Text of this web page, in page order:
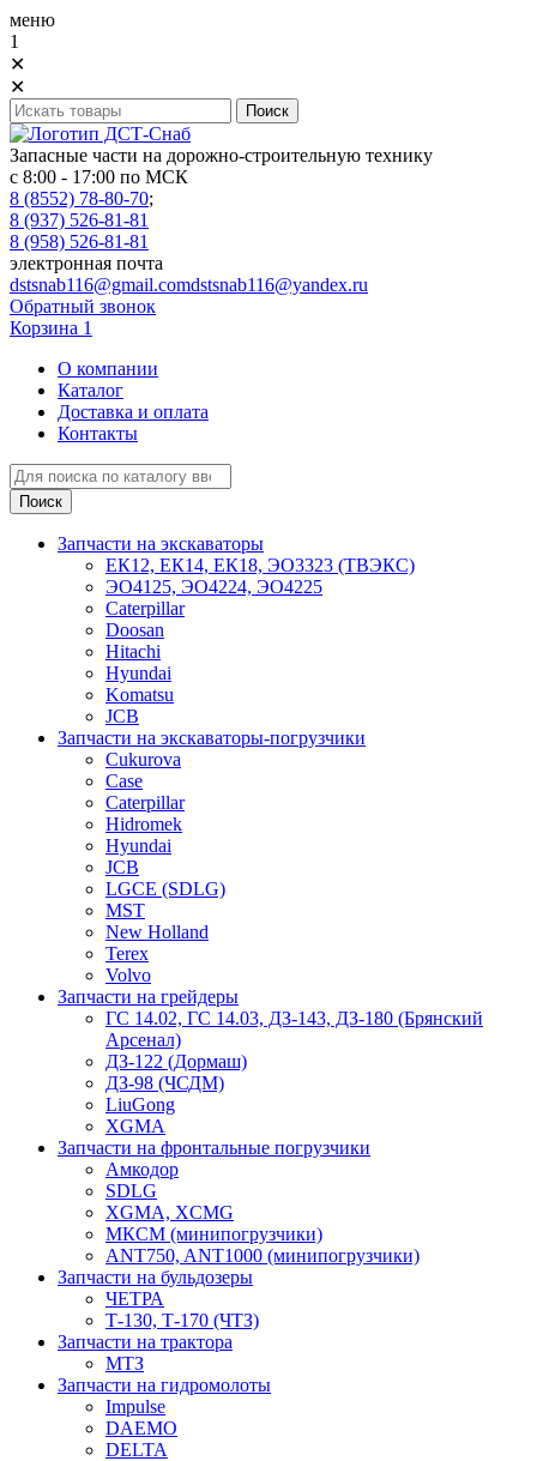
меню
1
✕
✕
Запасные части на дорожно-строительную технику
с 8:00 - 17:00 по МСК
8 (8552) 78-80-70;
8 (937) 526-81-81
8 (958) 526-81-81
электронная почта
dstsnab116@gmail.comdstsnab116@yandex.ru
Обратный звонок
Корзина 1
О компании
Каталог
Доставка и оплата
Контакты
Запчасти на экскаваторы
ЕК12, ЕК14, ЕК18, ЭО3323 (ТВЭКС)
ЭО4125, ЭО4224, ЭО4225
Caterpillar
Doosan
Hitachi
Hyundai
Komatsu
JCB
Запчасти на экскаваторы-погрузчики
Cukurova
Case
Caterpillar
Hidromek
Hyundai
JCB
LGCE (SDLG)
MST
New Holland
Terex
Volvo
Запчасти на грейдеры
ГС 14.02, ГС 14.03, ДЗ-143, ДЗ-180 (Брянский
Арсенал)
ДЗ-122 (Дормаш)
ДЗ-98 (ЧСДМ)
LiuGong
XGMA
Запчасти на фронтальные погрузчики
Амкодор
SDLG
XGMA, XCMG
МКСМ (минипогрузчики)
ANT750, ANT1000 (минипогрузчики)
Запчасти на бульдозеры
ЧЕТРА
Т-130, Т-170 (ЧТЗ)
Запчасти на трактора
МТЗ
Запчасти на гидромолоты
Impulse
DAEMO
DELTA